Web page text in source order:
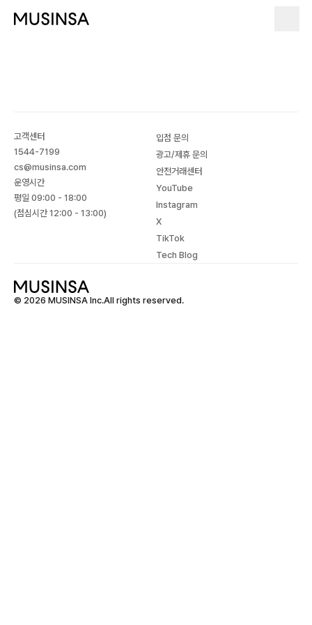
고객센터
1544-7199
cs@musinsa.com
운영시간
평일 09:00 - 18:00
(점심시간 12:00 - 13:00)
입점 문의
광고/제휴 문의
안전거래센터
YouTube
Instagram
X
TikTok
Tech Blog
© 2026 MUSINSA Inc.All rights reserved.